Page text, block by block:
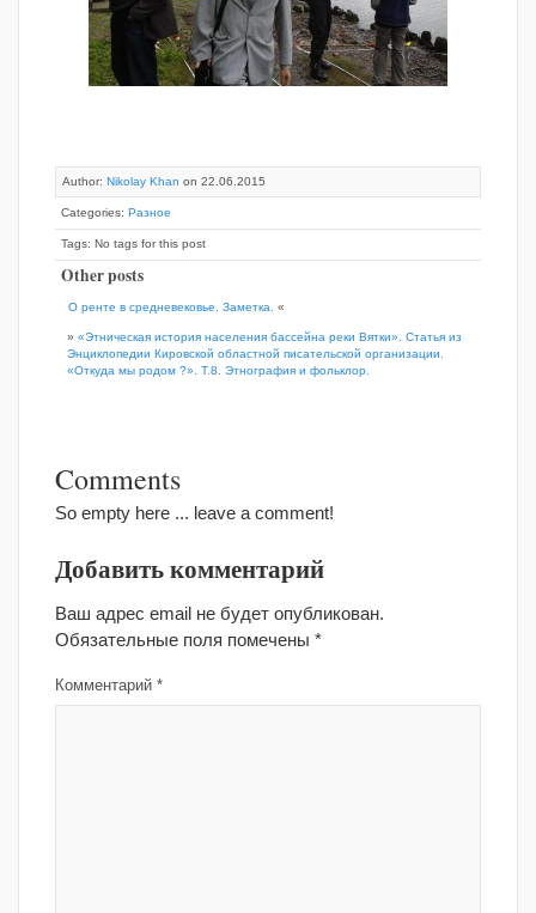
Author: Nikolay Khan on 22.06.2015
Categories: Разное
Tags: No tags for this post
Other posts
О ренте в средневековье. Заметка. «
» «Этническая история населения бассейна реки Вятки». Статья из
Энциклопедии Кировской областной писательской организации.
«Откуда мы родом ?». Т.8. Этнография и фольклор.
Comments
So empty here ... leave a comment!
Добавить комментарий
Ваш адрес email не будет опубликован.
Обязательные поля помечены *
Комментарий *